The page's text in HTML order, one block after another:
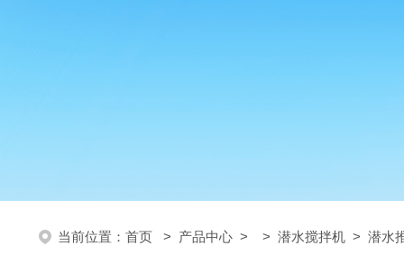
当前位置： 首页 > 产品中心 > > 潜水搅拌机 > 潜水